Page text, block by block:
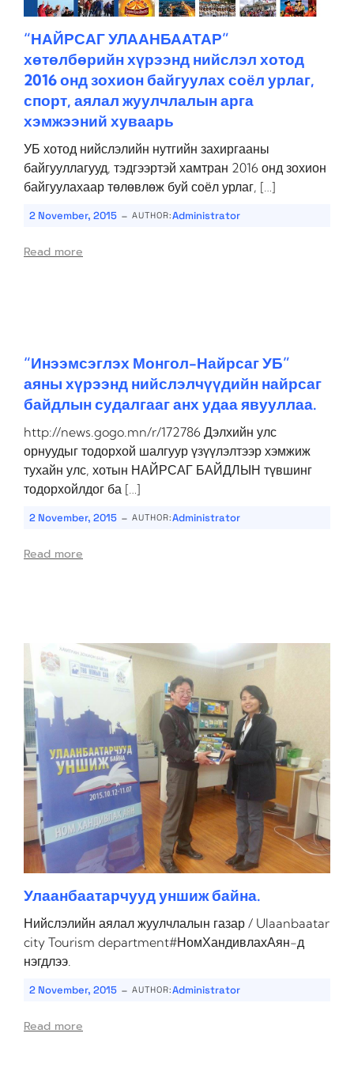
“НАЙРСАГ УЛААНБААТАР”
хөтөлбөрийн хүрээнд нийслэл хотод
2016 онд зохион байгуулах соёл урлаг,
спорт, аялал жуулчлалын арга
хэмжээний хуваарь
УБ хотод нийслэлийн нутгийн захиргааны
байгууллагууд, тэдгээртэй хамтран 2016 онд зохион
байгуулахаар төлөвлөж буй соёл урлаг, […]
2 November, 2015 - AUTHOR:Administrator
Read more
“Инээмсэглэх Монгол-Найрсаг УБ”
аяны хүрээнд нийслэлчүүдийн найрсаг
байдлын судалгааг анх удаа явууллаа.
http://news.gogo.mn/r/172786 Дэлхийн улс
орнуудыг тодорхой шалгуур үзүүлэлтээр хэмжиж
тухайн улс, хотын НАЙРСАГ БАЙДЛЫН түвшинг
тодорхойлдог ба […]
2 November, 2015 - AUTHOR:Administrator
Read more
Улаанбаатарчууд уншиж байна.
Нийслэлийн аялал жуулчлалын газар / Ulaanbaatar
city Tourism department‪#‎НомХандивлахАян‬-д
нэгдлээ.
2 November, 2015 - AUTHOR:Administrator
Read more